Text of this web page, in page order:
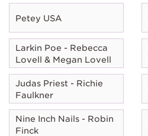
Petey USA
Larkin Poe - Rebecca
Lovell & Megan Lovell
Judas Priest - Richie
Faulkner
Nine Inch Nails - Robin
Finck